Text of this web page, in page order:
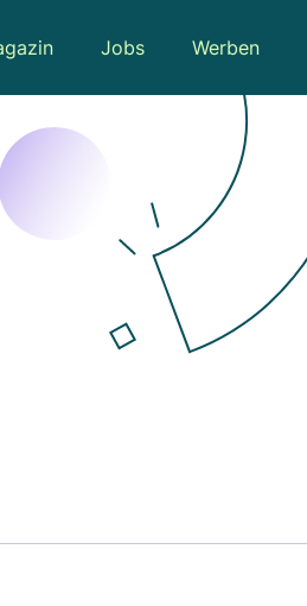
Jobs Werben